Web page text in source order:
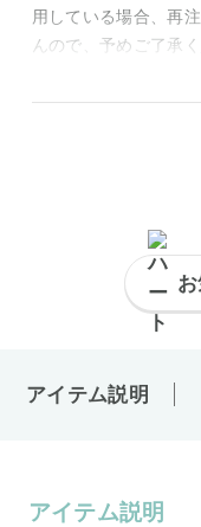
用している場合、再
んので、予めご了承
アイテム説明
アイテム説明